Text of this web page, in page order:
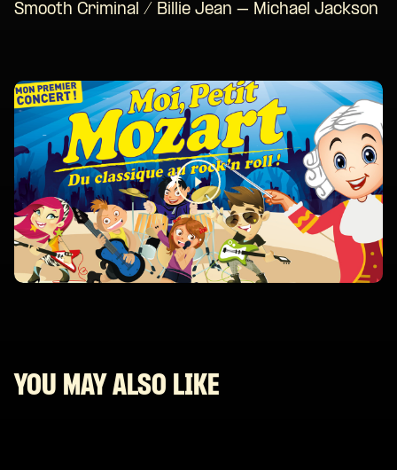
Smooth Criminal / Billie Jean – Michael Jackson
YOU MAY ALSO LIKE